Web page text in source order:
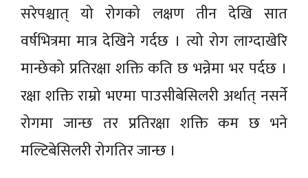
सरेपश्चात् यो रोगको लक्षण तीन देखि सात
वर्षभित्रमा मात्र देखिने गर्दछ । त्यो रोग लाग्दाखेरि
मान्छेको प्रतिरक्षा शक्ति कति छ भन्नेमा भर पर्दछ ।
रक्षा शक्ति राम्रो भएमा पाउसीबेसिलरी अर्थात् नसर्ने
रोगमा जान्छ तर प्रतिरक्षा शक्ति कम छ भने
मल्टिबेसिलरी रोगतिर जान्छ ।